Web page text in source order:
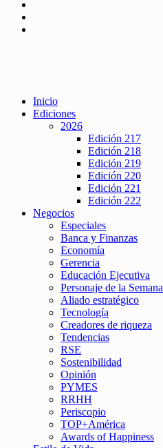
Inicio
Ediciones
2026
Edición 217
Edición 218
Edición 219
Edición 220
Edición 221
Edición 222
Negocios
Especiales
Banca y Finanzas
Economía
Gerencia
Educación Ejecutiva
Personaje de la Semana
Aliado estratégico
Tecnología
Creadores de riqueza
Tendencias
RSE
Sostenibilidad
Opinión
PYMES
RRHH
Periscopio
TOP+América
Awards of Happiness